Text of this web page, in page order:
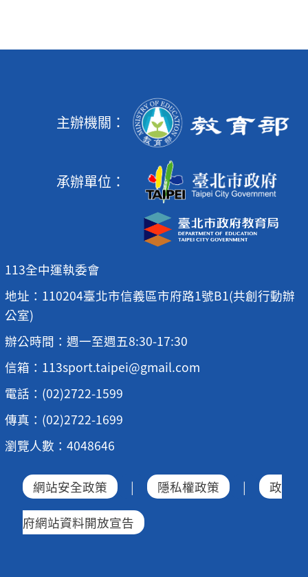
主辦機關：
承辦單位：
113全中運執委會
地址：110204臺北市信義區市府路1號B1(共創行動辦
公室)
辦公時間：週一至週五8:30-17:30
信箱：113sport.taipei@gmail.com
電話：(02)2722-1599
傳真：(02)2722-1699
瀏覽人數：4048646
網站安全政策 | 隱私權政策 | 政
府網站資料開放宣告